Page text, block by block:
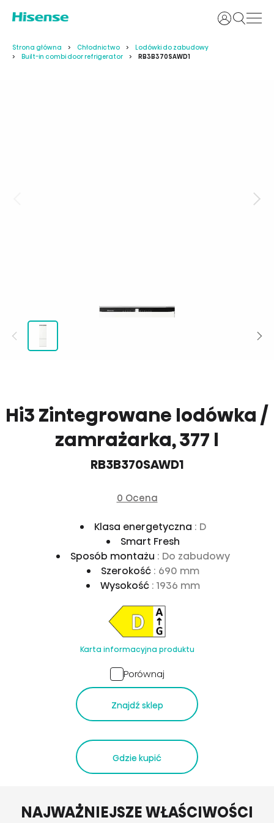
Login
Strona główna Chłodnictwo
Lodówki do zabudowy
Built-in combi door refrigerator
RB3B370SAWD1
Hi3 Zintegrowane lodówka /
zamrażarka, 377 l
RB3B370SAWD1
0 Ocena
Klasa energetyczna : D
Smart Fresh
Sposób montażu : Do zabudowy
Szerokość : 690 mm
Wysokość : 1936 mm
Karta informacyjna produktu
Porównaj
Znajdź sklep
Gdzie kupić
NAJWAŻNIEJSZE WŁAŚCIWOŚCI